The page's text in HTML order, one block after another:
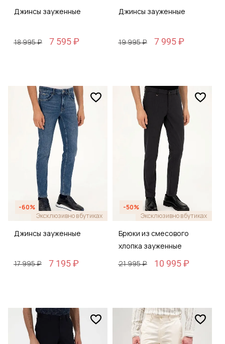
Джинсы зауженные
18 995 ₽ 7 595 ₽
Джинсы зауженные
19 995 ₽ 7 995 ₽
-60%
Эксклюзивно в бутиках
Джинсы зауженные
17 995 ₽ 7 195 ₽
-50%
Эксклюзивно в бутиках
Брюки из смесового
хлопка зауженные
21 995 ₽
10 995 ₽